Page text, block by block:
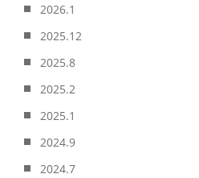
2026.1
2025.12
2025.8
2025.2
2025.1
2024.9
2024.7